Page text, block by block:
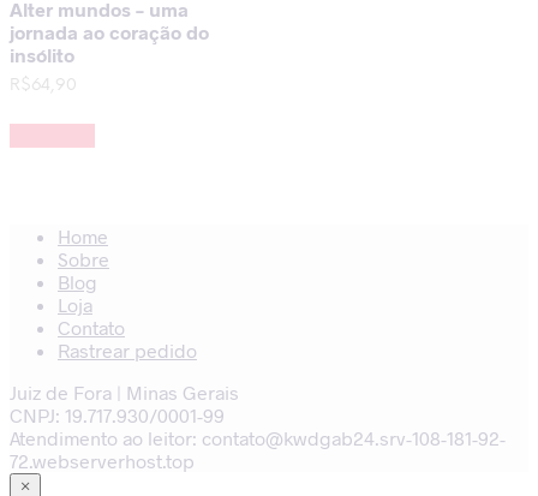
Alter mundos – uma
jornada ao coração do
insólito
R$64,90
Home
Sobre
Blog
Loja
Contato
Rastrear pedido
Juiz de Fora | Minas Gerais
CNPJ: 19.717.930/0001-99
Atendimento ao leitor: contato@kwdgab24.srv-108-181-92-
72.webserverhost.top
×